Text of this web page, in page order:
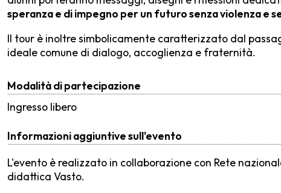
speranza e di impegno per un futuro senza violenza e
Il tour è inoltre simbolicamente caratterizzato dal
ideale comune di dialogo, accoglienza e fraternità.
Modalità di partecipazione
Ingresso libero
Informazioni aggiuntive sull'evento
L'evento è realizzato in collaborazione con Rete
didattica Vasto.